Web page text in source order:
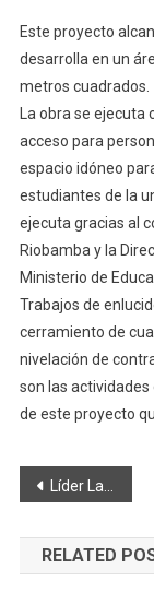
Este proyecto
desarrolla en un
metros cuadrados.
La obra se ejecuta
acceso para
espacio idóneo
estudiantes de la
ejecuta gracias al
Riobamba y la
Ministerio de
Trabajos de
cerramiento de
nivelación de
son las actividades
de este proyecto
de
entradas
Líder Lab, cuenta con participación de riobambeños.
RELATED